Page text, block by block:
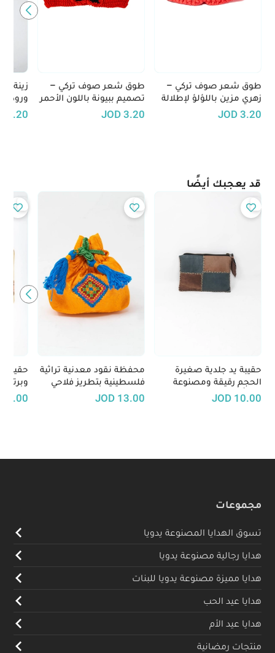
طوق شعر صوف تركي –
زهري مزين باللؤلؤ لإطلالة
أنثوية راقية
3.20
JOD
طوق شعر صوف تركي –
تصميم ببيونة باللون الأحمر
مع لمسات سوداء
3.20
JOD
زينة
ورود
الوبرية
3.20
قد يعجبك أيضًا
حقيبة يد جلدية صغيرة
الحجم رقيقة ومصنوعة
يدوياً
10.00
JOD
محفظة نقود معدنية تراثية
فلسطينية بتطريز فلاحي
13.00
JOD
حقيبة
5.00
مجموعات
تسوق الهدايا المصنوعة يدويا
هدايا رجالية مصنوعة يدويا
هدايا مميزة مصنوعة يدويا للبنات
هدايا عيد الحب
هدايا عيد الأم
منتجات رمضانية